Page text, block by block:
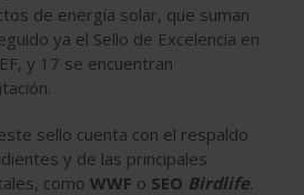
de energía solar, que suman
ya el Sello de Excelencia en
y 17 se encuentran
sello cuenta con el respaldo
y de las principales
como WWF o SEO Birdlife.